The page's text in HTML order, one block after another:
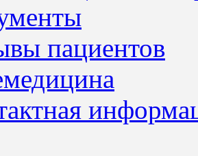
пациентов